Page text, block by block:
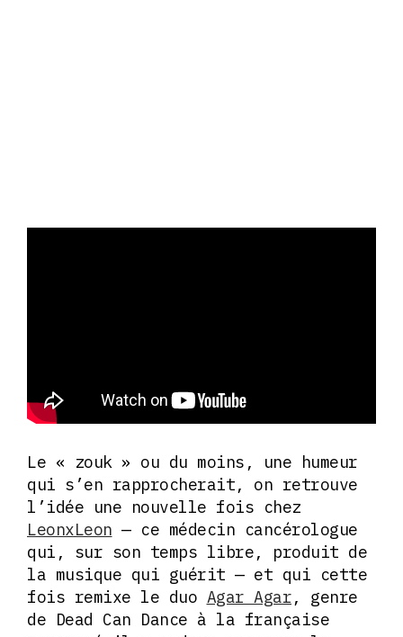
Le « zouk » ou du moins, une humeur
qui s’en rapprocherait, on retrouve
l’idée une nouvelle fois chez
LeonxLeon — ce médecin cancérologue
qui, sur son temps libre, produit de
la musique qui guérit — et qui cette
fois remixe le duo Agar Agar, genre
de Dead Can Dance à la française